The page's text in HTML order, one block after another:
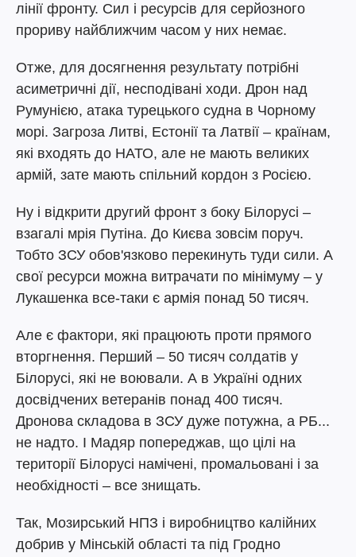
лінії фронту. Сил і ресурсів для серйозного
прориву найближчим часом у них немає.
Отже, для досягнення результату потрібні
асиметричні дії, несподівані ходи. Дрон над
Румунією, атака турецького судна в Чорному
морі. Загроза Литві, Естонії та Латвії – країнам,
які входять до НАТО, але не мають великих
армій, зате мають спільний кордон з Росією.
Ну і відкрити другий фронт з боку Білорусі –
взагалі мрія Путіна. До Києва зовсім поруч.
Тобто ЗСУ обов'язково перекинуть туди сили. А
свої ресурси можна витрачати по мінімуму – у
Лукашенка все-таки є армія понад 50 тисяч.
Але є фактори, які працюють проти прямого
вторгнення. Перший – 50 тисяч солдатів у
Білорусі, які не воювали. А в Україні одних
досвідчених ветеранів понад 400 тисяч.
Дронова складова в ЗСУ дуже потужна, а РБ...
не надто. І Мадяр попереджав, що цілі на
території Білорусі намічені, промальовані і за
необхідності – все знищать.
Так, Мозирський НПЗ і виробництво калійних
добрив у Мінській області та під Гродно